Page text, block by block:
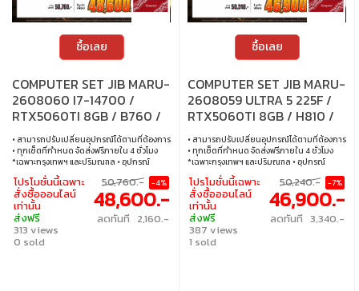
ซื้อเลย
COMPUTER SET JIB MARU-
2608060 I7-14700 /
RTX5060TI 8GB / B760 /
16GB DDR5 / M.2 1TB
• สามารถปรับเปลี่ยนอุปกรณ์ได้ตามที่ต้องการ
• ทุกเซ็ตที่กำหนด จัดส่งฟรีภายใน 4 ชั่วโมง
*เฉพาะกรุงเทพฯ และปริมณฑล • อุปกรณ์
คอมพิวเตอร์เสียภายใน 30 วัน นับจากวันซื้อ
เปลี่ยนอุปกรณ์คอมพิวเตอร์ใหม่ให้ทันที
ภายใน 24 ชั่วโมง เฉพาะซื้อผ่าน JIB Online
เท่านั้น (เงื่อนไขเป็นไปตามที่กำหนด) • ผ่อน
สบายๆ 0% นาน 10 เดือน ทุกเซ็ต • บริการ
ซ่อมและตรวจเช็คอาการ ฟรี! ได้ที่เจไอบีกว่า 140
สาขา ทั่วประเทศ
โปรโมชั่นนี้เฉพาะ
สั่งซื้อออนไลน์
เท่านั้น
ส่งฟรี
313 views
0 sold
50,760.- -4%
48,600.-
ลดทันที 2,160.-
ซื้อเลย
COMPUTER SET JIB MARU-
2608059 ULTRA 5 225F /
RTX5060TI 8GB / H810 /
32GB DDR5 / M.2 1TB
• สามารถปรับเปลี่ยนอุปกรณ์ได้ตามที่ต้องการ
• ทุกเซ็ตที่กำหนด จัดส่งฟรีภายใน 4 ชั่วโมง
*เฉพาะกรุงเทพฯ และปริมณฑล • อุปกรณ์
คอมพิวเตอร์เสียภายใน 30 วัน นับจากวันซื้อ
เปลี่ยนอุปกรณ์คอมพิวเตอร์ใหม่ให้ทันที
ภายใน 24 ชั่วโมง เฉพาะซื้อผ่าน JIB Online
เท่านั้น (เงื่อนไขเป็นไปตามที่กำหนด) • ผ่อน
สบายๆ 0% นาน 10 เดือน ทุกเซ็ต • บริการ
ซ่อมและตรวจเช็คอาการ ฟรี! ได้ที่เจไอบีกว่า 140
สาขา ทั่วประเทศ
โปรโมชั่นนี้เฉพาะ
สั่งซื้อออนไลน์
เท่านั้น
ส่งฟรี
387 views
1 sold
50,240.- -7%
46,900.-
ลดทันที 3,340.-